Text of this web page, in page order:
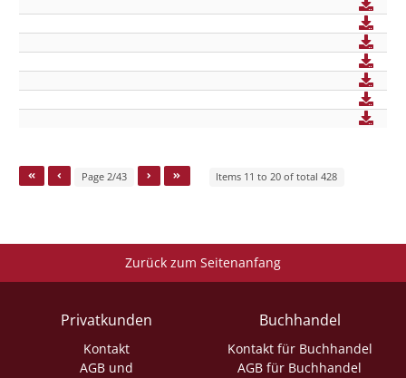
Page 2/43 Items 11 to 20 of total 428
Zurück zum Seitenanfang
Privatkunden
Kontakt
AGB und
Buchhandel
Kontakt für Buchhandel
AGB für Buchhandel